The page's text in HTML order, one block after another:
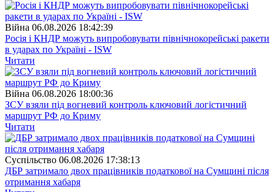
Війна 06.08.2026 18:42:39
Росія і КНДР можуть випробовувати північнокорейські ракети
в ударах по Україні - ISW
Читати
Війна 06.08.2026 18:00:36
ЗСУ взяли під вогневий контроль ключовий логістичний
маршрут РФ до Криму
Читати
Суспiльство 06.08.2026 17:38:13
ДБР затримало двох працівників податкової на Сумщині після
отримання хабаря